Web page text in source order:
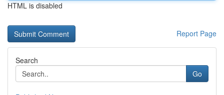
HTML is disabled
Report Page
Search
Go